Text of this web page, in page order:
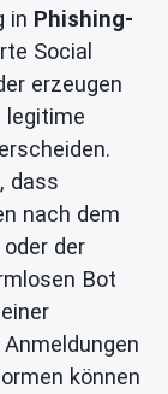
in Phishing-
Social
erzeugen
legitime
dass
nach dem
der
Bot
können